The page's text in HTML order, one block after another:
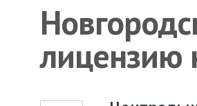
лицензию